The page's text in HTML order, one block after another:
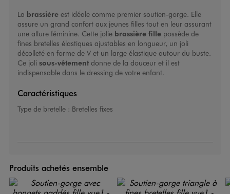
La brassièreest idéale comme premier soutien-gorge. Elle
assure un grand confort aux jeunes filles tout en leur assurant
une allure féminine. Cette jolie brassière fille possède de
fines bretelles élastiques ajustables en longueur, un joli
décolleté en forme de V et un large élastique autour du buste.
Ce joli sous-vêtement donne de la douceur et il est
indispensable dans le dressing de votre enfant.
Caractéristiques
Type de bretelle : Bretelles fixes
Produits achetés ensemble